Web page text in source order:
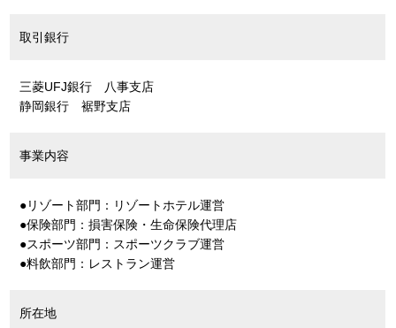
取引銀行
三菱UFJ銀行 八事支店
静岡銀行 裾野支店
事業内容
●リゾート部門：リゾートホテル運営
●保険部門：損害保険・生命保険代理店
●スポーツ部門：スポーツクラブ運営
●料飲部門：レストラン運営
所在地